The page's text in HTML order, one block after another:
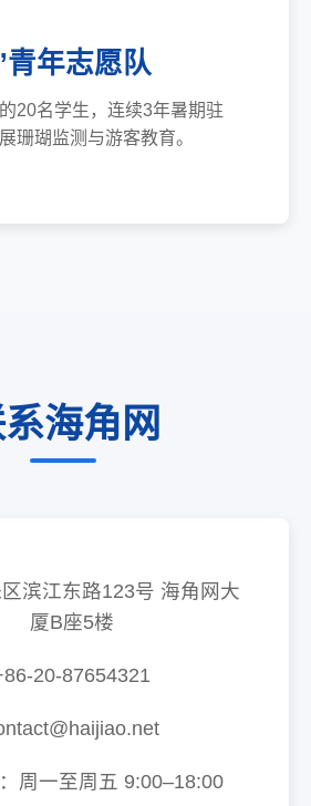
青年志愿队
20名学生，连续3年暑期驻
珊瑚监测与游客教育。
海角网
滨江东路123号 海角网大
厦B座5楼
20-87654321
周一至周五 9:00–18:00